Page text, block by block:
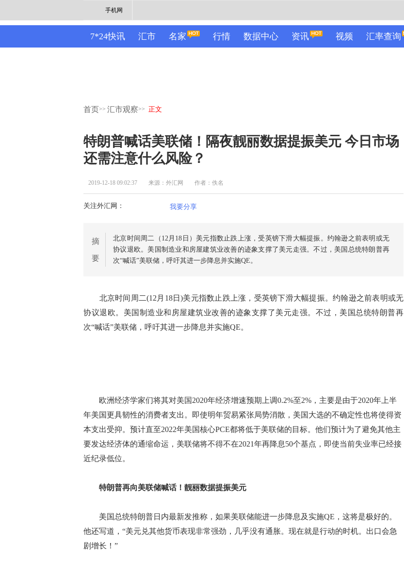
手机网
7*24快讯 汇市 名家 行情 数据中心 资讯 视频 汇率查询
首页>> 汇市观察>> 正文
特朗普喊话美联储！隔夜靓丽数据提振美元 今日市场
还需注意什么风险？
2019-12-18 09:02:37 来源：外汇网 作者：佚名
关注外汇网： 我要分享
摘
要
北京时间周二（12月18日）美元指数止跌上涨，受英镑下滑大幅提振。约翰逊之前表明或无
协议退欧。美国制造业和房屋建筑业改善的迹象支撑了美元走强。不过，美国总统特朗普再
次“喊话”美联储，呼吁其进一步降息并实施QE。
北京时间周二(12月18日)美元指数止跌上涨，受英镑下滑大幅提振。约翰逊之前表明或无
协议退欧。美国制造业和房屋建筑业改善的迹象支撑了美元走强。不过，美国总统特朗普再
次“喊话”美联储，呼吁其进一步降息并实施QE。
欧洲经济学家们将其对美国2020年经济增速预期上调0.2%至2%，主要是由于2020年上半
年美国更具韧性的消费者支出。即使明年贸易紧张局势消散，美国大选的不确定性也将使得资
本支出受抑。预计直至2022年美国核心PCE都将低于美联储的目标。他们预计为了避免其他主
要发达经济体的通缩命运，美联储将不得不在2021年再降息50个基点，即使当前失业率已经接
近纪录低位。
特朗普再向美联储喊话！靓丽数据提振美元
美国总统特朗普日内最新发推称，如果美联储能进一步降息及实施QE，这将是极好的。
他还写道，“美元兑其他货币表现非常强劲，几乎没有通胀。现在就是行动的时机。出口会急
剧增长！”